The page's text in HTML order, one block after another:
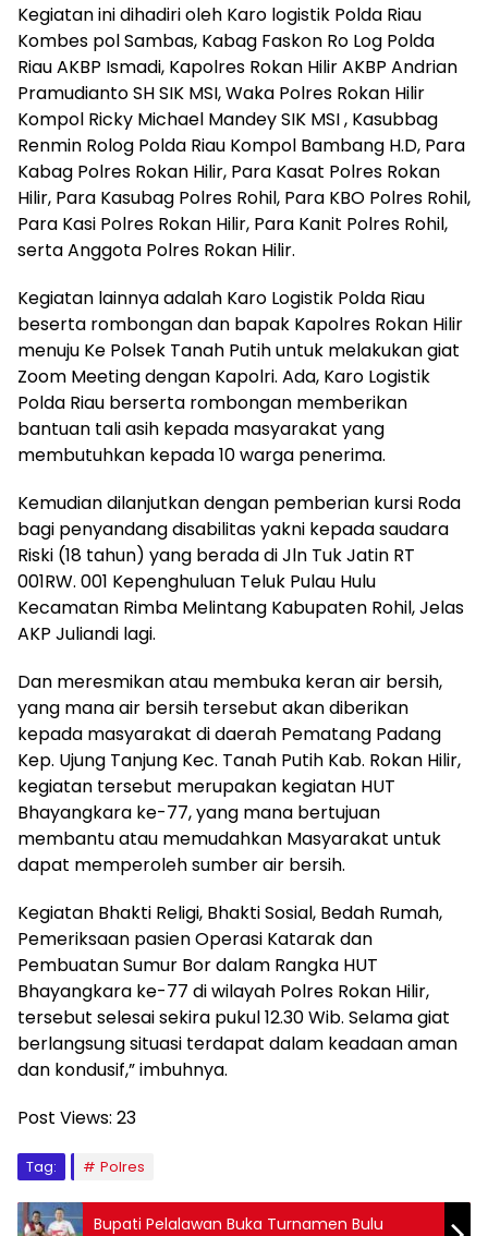
Kegiatan ini dihadiri oleh Karo logistik Polda Riau
Kombes pol Sambas, Kabag Faskon Ro Log Polda
Riau AKBP Ismadi, Kapolres Rokan Hilir AKBP Andrian
Pramudianto SH SIK MSI, Waka Polres Rokan Hilir
Kompol Ricky Michael Mandey SIK MSI , Kasubbag
Renmin Rolog Polda Riau Kompol Bambang H.D, Para
Kabag Polres Rokan Hilir, Para Kasat Polres Rokan
Hilir, Para Kasubag Polres Rohil, Para KBO Polres Rohil,
Para Kasi Polres Rokan Hilir, Para Kanit Polres Rohil,
serta Anggota Polres Rokan Hilir.
Kegiatan lainnya adalah Karo Logistik Polda Riau
beserta rombongan dan bapak Kapolres Rokan Hilir
menuju Ke Polsek Tanah Putih untuk melakukan giat
Zoom Meeting dengan Kapolri. Ada, Karo Logistik
Polda Riau berserta rombongan memberikan
bantuan tali asih kepada masyarakat yang
membutuhkan kepada 10 warga penerima.
Kemudian dilanjutkan dengan pemberian kursi Roda
bagi penyandang disabilitas yakni kepada saudara
Riski (18 tahun) yang berada di Jln Tuk Jatin RT
001RW. 001 Kepenghuluan Teluk Pulau Hulu
Kecamatan Rimba Melintang Kabupaten Rohil, Jelas
AKP Juliandi lagi.
Dan meresmikan atau membuka keran air bersih,
yang mana air bersih tersebut akan diberikan
kepada masyarakat di daerah Pematang Padang
Kep. Ujung Tanjung Kec. Tanah Putih Kab. Rokan Hilir,
kegiatan tersebut merupakan kegiatan HUT
Bhayangkara ke-77, yang mana bertujuan
membantu atau memudahkan Masyarakat untuk
dapat memperoleh sumber air bersih.
Kegiatan Bhakti Religi, Bhakti Sosial, Bedah Rumah,
Pemeriksaan pasien Operasi Katarak dan
Pembuatan Sumur Bor dalam Rangka HUT
Bhayangkara ke-77 di wilayah Polres Rokan Hilir,
tersebut selesai sekira pukul 12.30 Wib. Selama giat
berlangsung situasi terdapat dalam keadaan aman
dan kondusif,” imbuhnya.
Post Views: 23
Tag: Polres
Bupati Pelalawan Buka Turnamen Bulu